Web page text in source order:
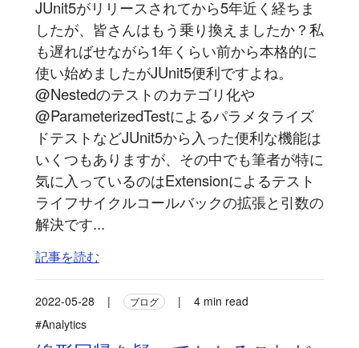
JUnit5がリリースされてから5年近く経ちま
したが、皆さんはもう乗り換えましたか？私
も遅ればせながら1年くらい前から本格的に
使い始めましたがJUnit5便利ですよね。
@Nestedのテストのカテゴリ化や
@ParameterizedTestによるパラメタライズ
ドテストなどJUnit5から入った便利な機能は
いくつもありますが、その中でも筆者が特に
気に入っているのはExtensionによるテスト
ライフサイクルコールバックの拡張と引数の
解決です...
記事を読む
2022-05-28 | ブログ |
4 min read
#Analytics